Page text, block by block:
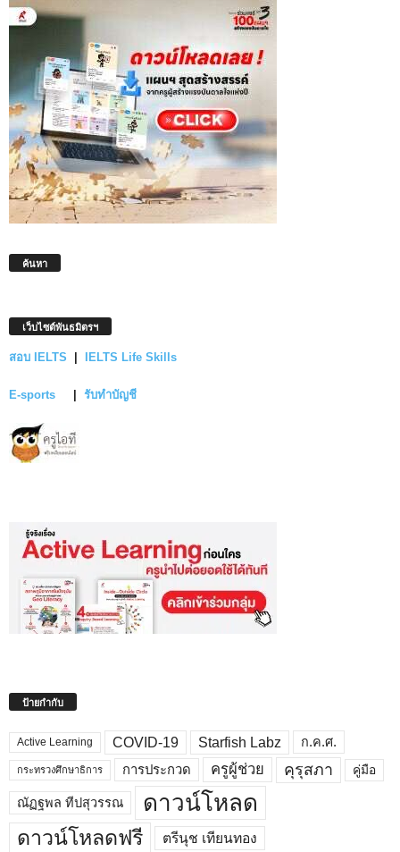
ค้นหา
เว็บไซต์พันธมิตรฯ
สอบ IELTS | IELTS Life Skills
E-sports | รับทำบัญชี
ป้ายกำกับ
Active Learning COVID-19 Starfish Labz ก.ค.ศ.
กระทรวงศึกษาธิการ การประกวด ครูผู้ช่วย คุรุสภา คู่มือ
ณัฏฐพล ทีปสุวรรณ ดาวน์โหลด
ดาวน์โหลดฟรี ตรีนุช เทียนทอง